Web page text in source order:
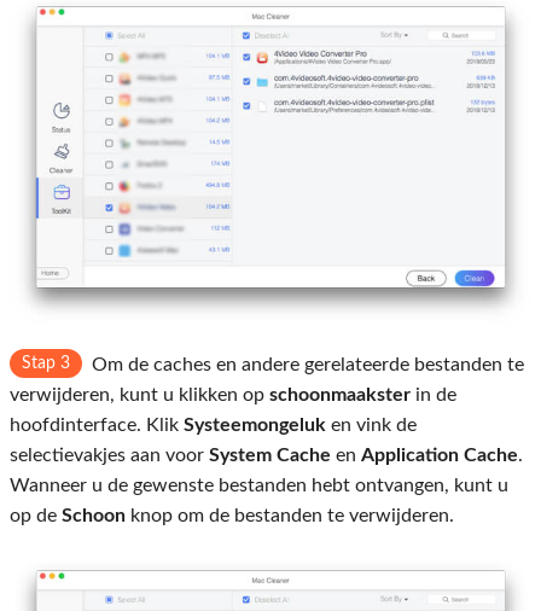
Stap 3
Om de caches en andere gerelateerde bestanden te
verwijderen, kunt u klikken op schoonmaakster in de
hoofdinterface. Klik Systeemongeluk en vink de
selectievakjes aan voor System Cache en Application Cache.
Wanneer u de gewenste bestanden hebt ontvangen, kunt u
op de Schoon knop om de bestanden te verwijderen.